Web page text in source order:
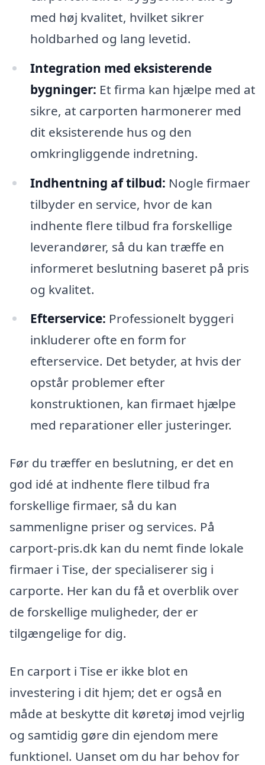
med høj kvalitet, hvilket sikrer
holdbarhed og lang levetid.
Integration med eksisterende
bygninger: Et firma kan hjælpe med at
sikre, at carporten harmonerer med
dit eksisterende hus og den
omkringliggende indretning.
Indhentning af tilbud: Nogle firmaer
tilbyder en service, hvor de kan
indhente flere tilbud fra forskellige
leverandører, så du kan træffe en
informeret beslutning baseret på pris
og kvalitet.
Efterservice: Professionelt byggeri
inkluderer ofte en form for
efterservice. Det betyder, at hvis der
opstår problemer efter
konstruktionen, kan firmaet hjælpe
med reparationer eller justeringer.
Før du træffer en beslutning, er det en
god idé at indhente flere tilbud fra
forskellige firmaer, så du kan
sammenligne priser og services. På
carport-pris.dk kan du nemt finde lokale
firmaer i Tise, der specialiserer sig i
carporte. Her kan du få et overblik over
de forskellige muligheder, der er
tilgængelige for dig.
En carport i Tise er ikke blot en
investering i dit hjem; det er også en
måde at beskytte dit køretøj imod vejrlig
og samtidig gøre din ejendom mere
funktionel. Uanset om du har behov for